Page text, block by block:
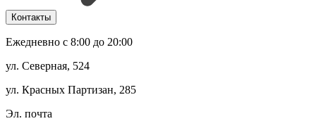
Контакты
Ежедневно с 8:00 до 20:00
ул. Северная, 524
ул. Красных Партизан, 285
Эл. почта